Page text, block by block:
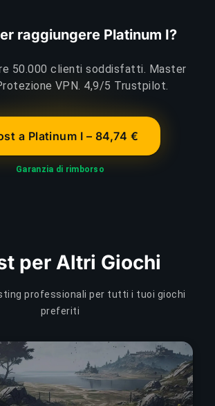
raggiungere Platinum I?
50.000 clienti soddisfatti. Master
VPN. 4,9/5 Trustpilot.
a Platinum I – 84,74 €
Garanzia di rimborso
per Altri Giochi
professionali per tutti i tuoi giochi
preferiti